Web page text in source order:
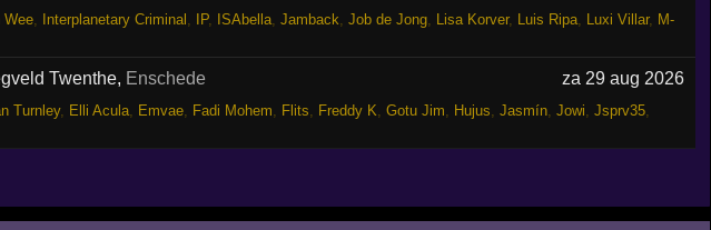
Wee, Interplanetary Criminal IP, ISAbella, Jamback Job de Jong, Lisa Korver, Luis Ripa, Luxi Villar, M-
Twenthe, Enschede za 29 aug 2026
Turnley, Elli Acula, Emvae, Fadi Mohem Flits Freddy K Gotu Jim Hujus Jasmín, Jowi Jsprv35,